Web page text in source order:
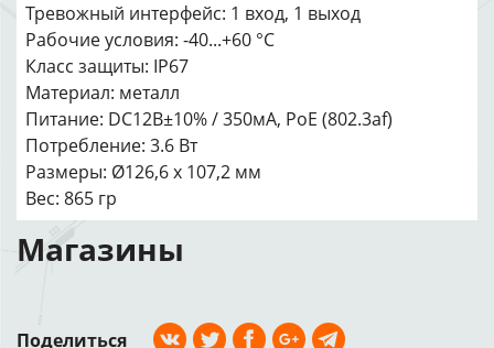
Тревожный интерфейс: 1 вход, 1 выход
Рабочие условия: -40...+60 °C
Класс защиты: IP67
Материал: металл
Питание: DC12В±10% / 350мА, PoE (802.3af)
Потребление: 3.6 Вт
Размеры: Ø126,6 x 107,2 мм
Вес: 865 гр
Магазины
Поделиться